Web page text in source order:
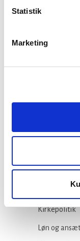
Statistik
Marketing
Arbejdsmiljø
Folkekirken
Kirkepolitik
Løn og